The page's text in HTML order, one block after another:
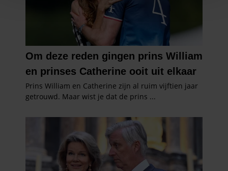
personaliseren, om functies voor social media te bieden
en om ons websiteverkeer te analyseren. Ook delen we
informatie over uw gebruik van onze site met onze
partners voor social media, adverteren en analyse. Deze
partners kunnen deze gegevens combineren met andere
informatie die u aan ze heeft verstrekt of die ze hebben
verzameld op basis van uw gebruik van hun services. U
gaat akkoord met onze cookies als u onze website blijft
gebruiken.